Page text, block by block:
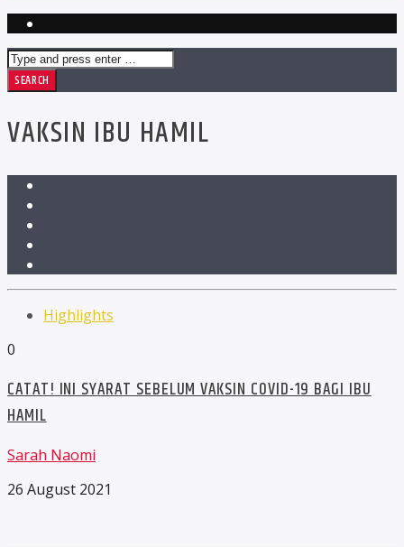
VAKSIN IBU HAMIL
Highlights
0
CATAT! INI SYARAT SEBELUM VAKSIN COVID-19 BAGI IBU
HAMIL
Sarah Naomi
26 August 2021